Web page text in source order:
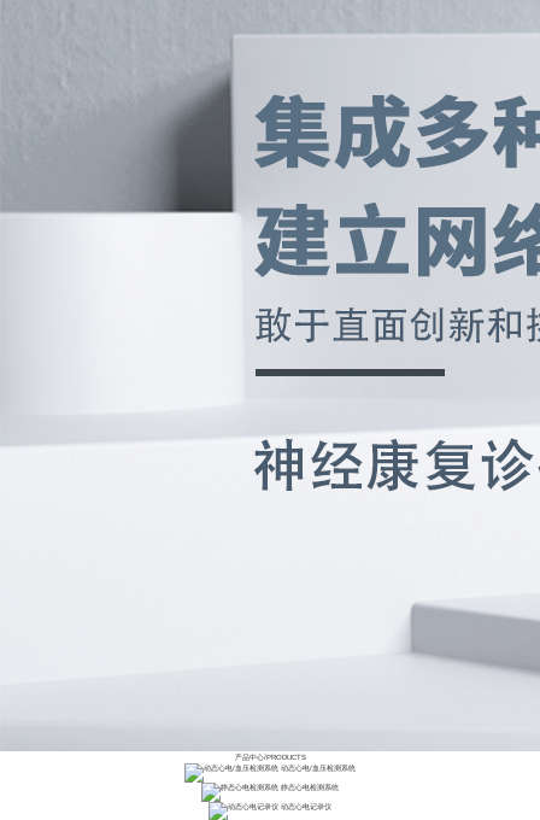
产品中心/PRODUCTS
动态心电/血压检测系统
静态心电检测系统
动态心电记录仪